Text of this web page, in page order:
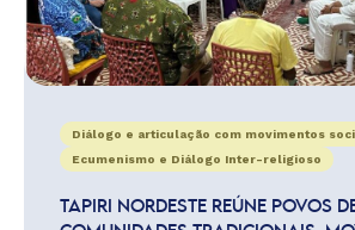
Diálogo e articulação com movimentos
Ecumenismo e Diálogo Inter-religioso
TAPIRI NORDESTE REÚNE POVOS